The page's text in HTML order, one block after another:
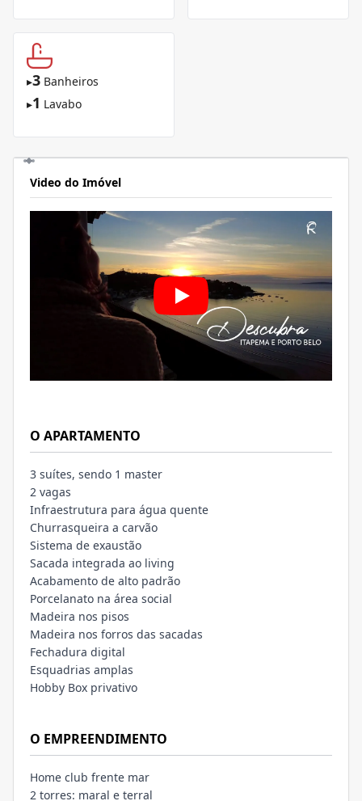
▸3 Banheiros
▸1 Lavabo
Video do Imóvel
O APARTAMENTO
3 suítes, sendo 1 master
2 vagas
Infraestrutura para água quente
Churrasqueira a carvão
Sistema de exaustão
Sacada integrada ao living
Acabamento de alto padrão
Porcelanato na área social
Madeira nos pisos
Madeira nos forros das sacadas
Fechadura digital
Esquadrias amplas
Hobby Box privativo
O EMPREENDIMENTO
Home club frente mar
2 torres: maral e terral